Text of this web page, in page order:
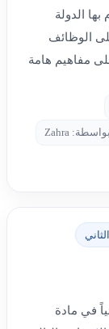
الدولة
الوظائف
مفاهيم هامة
بواسطة: Zahra
في مادة